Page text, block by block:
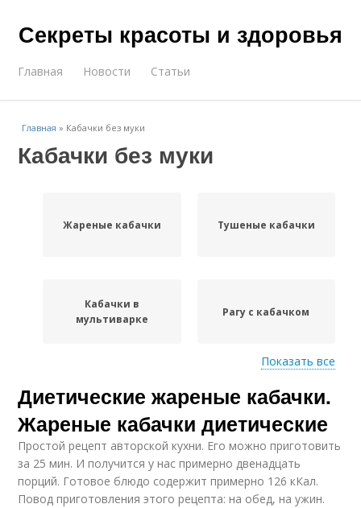
Секреты красоты и здоровья
Главная Новости Статьи
Главная » Кабачки без муки
Кабачки без муки
Жареные кабачки Тушеные кабачки
Кабачки в
мультиварке
Рагу с кабачком
Диетические
кабачки
Кабачки на сковороде
Кабачки с творогом Кабачки в кулинарии
Показать все
Диетические жареные кабачки.
Жареные кабачки диетические
Простой рецепт авторской кухни. Его можно приготовить
за 25 мин. И получится у нас примерно двенадцать
порций. Готовое блюдо содержит примерно 126 кКал.
Повод приготовления этого рецепта: на обед, на ужин.